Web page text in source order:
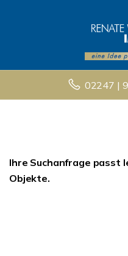
02247 |
Ihre Suchanfrage passt
Objekte.